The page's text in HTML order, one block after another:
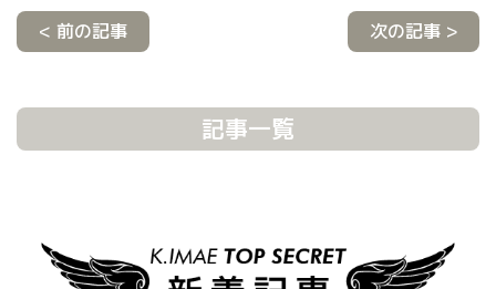
< 前の記事 次の記事 >
記事一覧